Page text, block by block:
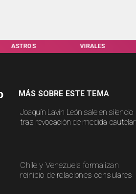
ASTROS VIRALES
Joaquín Lavín León sale en silencio
tras revocación de medida cautelar
Chile y Venezuela formalizan
reinicio de relaciones consulares
MÁS SOBRE ESTE TEMA